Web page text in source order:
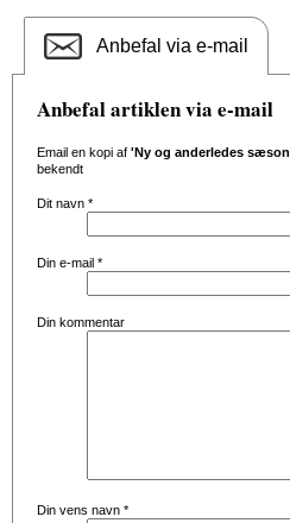
Anbefal via e-mail
Anbefal artiklen via e-mail
Email en kopi af 'Ny og anderledes
bekendt
Dit navn *
Din e-mail *
Din kommentar
Din vens navn *